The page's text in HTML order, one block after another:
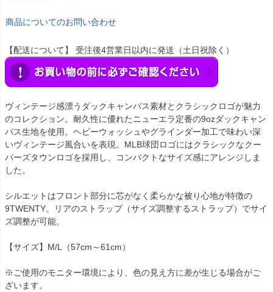
商品についてのお問い合わせ
【配送について】 受注後4営業日以内に発送（土日祝除く）
ヴィンテージ感漂うダックキャンバス素材とクラシックロゴが魅力
のコレクション。耐久性に優れたニューエラ定番の9ozダックキャン
バス生地を使用。ヘビーウォッシュやグラインダー加工で味わい深
いヴィンテージ風合いを表現。MLB球団ロゴにはクラシックなクー
パーズタウンロゴを採用し、コンパクトなサイズ感にアレンジしま
した。
シルエットはフロント部分に芯がなく柔らかな被り心地が特徴の
9TWENTY。リアのストラップ（サイズ調整するストラップ）でサイ
ズ調整が可能。
【サイズ】M/L（57cm～61cm）
※ご使用のモニター環境により、色の見え方に差が生じる場合がご
ざいます。